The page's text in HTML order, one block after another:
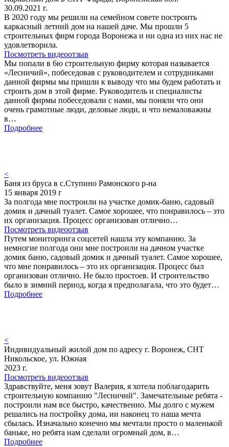
30.09.2021 г.
В 2020 году мы решили на семейном совете построить
каркасный летний дом на нашей даче. Мы прошли 5
строительных фирм города Воронежа и ни одна из них нас не
удовлетворила.
Посмотреть видеоотзыв
Мы попали в 6ю строительную фирму которая называется
«Лесничий», побеседовав с руководителем и сотрудниками
данной фирмы мы пришли к выводу что мы будем работать и
строить дом в этой фирме. Руководитель и специалисты
данной фирмы побеседовали с нами, мы поняли что они
очень грамотные люди, деловые люди, и что немаловажны
в…
Подробнее
<
Баня из бруса в с.Ступино Рамонского р-на
15 января 2019 г
За полгода мне построили на участке домик-баню, садовый
домик и дачный туалет. Самое хорошее, что понравилось – это
их организация. Процесс организован отлично…
Посмотреть видеоотзыв
Путем мониторинга соцсетей нашла эту компанию. За
немногие полгода они мне построили на дачном участке
домик баню, садовый домик и дачный туалет. Самое хорошее,
что мне понравилось – это их организация. Процесс был
организован отлично. Не было простоев. И строительство
было в зимний период, когда я предполагала, что это будет…
Подробнее
<
Индивидуальный жилой дом по адресу г. Воронеж, СНТ
Никольское, ул. Южная
2023 г.
Посмотреть видеоотзыв
Здравствуйте, меня зовут Валерия, я хотела поблагодарить
строительную компанию "Лесничий". Замечательные ребята -
построили нам все быстро, качественно. Мы долго с мужем
решались на постройку дома, ии наконец то наша мечта
сбылась. Изначально конечно мы мечтали просто о маленькой
баньке, но ребята нам сделали огромный дом, в…
Подробнее